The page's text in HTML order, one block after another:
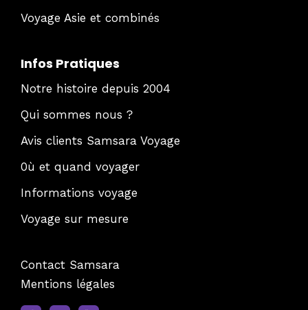
Voyage Asie et combinés
Infos Pratiques
Notre histoire depuis 2004
Qui sommes nous ?
Avis clients Samsara Voyage
0ù et quand voyager
Informations voyage
Voyage sur mesure
Contact Samsara
Mentions légales